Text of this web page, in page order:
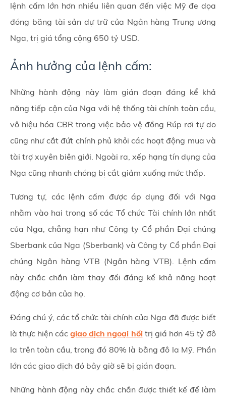
lệnh cấm lớn hơn nhiều liên quan đến việc Mỹ đe dọa
đóng băng tài sản dự trữ của Ngân hàng Trung ương
Nga, trị giá tổng cộng 650 tỷ USD.
Ảnh hưởng của lệnh cấm:
Những hành động này làm gián đoạn đáng kể khả
năng tiếp cận của Nga với hệ thống tài chính toàn cầu,
vô hiệu hóa CBR trong việc bảo vệ đồng Rúp rơi tự do
cũng như cắt đứt chính phủ khỏi các hoạt động mua và
tài trợ xuyên biên giới. Ngoài ra, xếp hạng tín dụng của
Nga cũng nhanh chóng bị cắt giảm xuống mức thấp.
Tương tự, các lệnh cấm được áp dụng đối với Nga
nhằm vào hai trong số các Tổ chức Tài chính lớn nhất
của Nga, chẳng hạn như Công ty Cổ phần Đại chúng
Sberbank của Nga (Sberbank) và Công ty Cổ phần Đại
chúng Ngân hàng VTB (Ngân hàng VTB). Lệnh cấm
này chắc chắn làm thay đổi đáng kể khả năng hoạt
động cơ bản của họ.
Đáng chú ý, các tổ chức tài chính của Nga đã được biết
là thực hiện cácgiao dịch ngoại hốitrị giá hơn 45 tỷ đô
la trên toàn cầu, trong đó 80% là bằng đô la Mỹ. Phần
lớn các giao dịch đó bây giờ sẽ bị gián đoạn.
Những hành động này chắc chắn được thiết kế để làm